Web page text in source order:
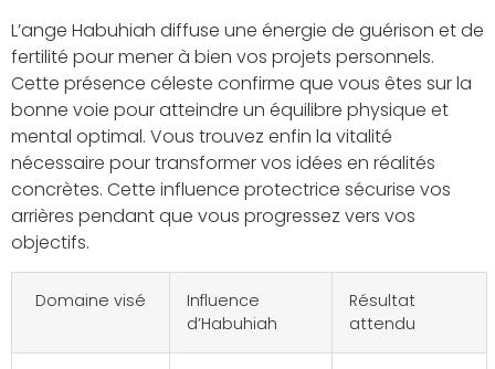
L’ange Habuhiah diffuse une énergie de guérison et de
fertilité pour mener à bien vos projets personnels.
Cette présence céleste confirme que vous êtes sur la
bonne voie pour atteindre un équilibre physique et
mental optimal. Vous trouvez enfin la vitalité
nécessaire pour transformer vos idées en réalités
concrètes. Cette influence protectrice sécurise vos
arrières pendant que vous progressez vers vos
objectifs.
Domaine visé
Influence
d’Habuhiah
Résultat
attendu